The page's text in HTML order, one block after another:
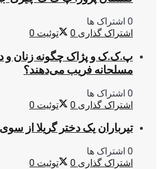
0 اشتراک ها
اشتراک گذاری 0 توئیت 0
پ.ک.ک و پژاک چگونه زنان و
مسلحانه فریب می‌دهند؟
0 اشتراک ها
اشتراک گذاری 0 توئیت 0
تیرباران یک دختر گریلا از
0 اشتراک ها
اشتراک گذاری 0 توئیت 0